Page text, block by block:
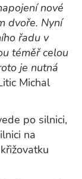
nové
dvoře. Nyní
řadu v
téměř celou
je nutná
Michal
po silnici,
na